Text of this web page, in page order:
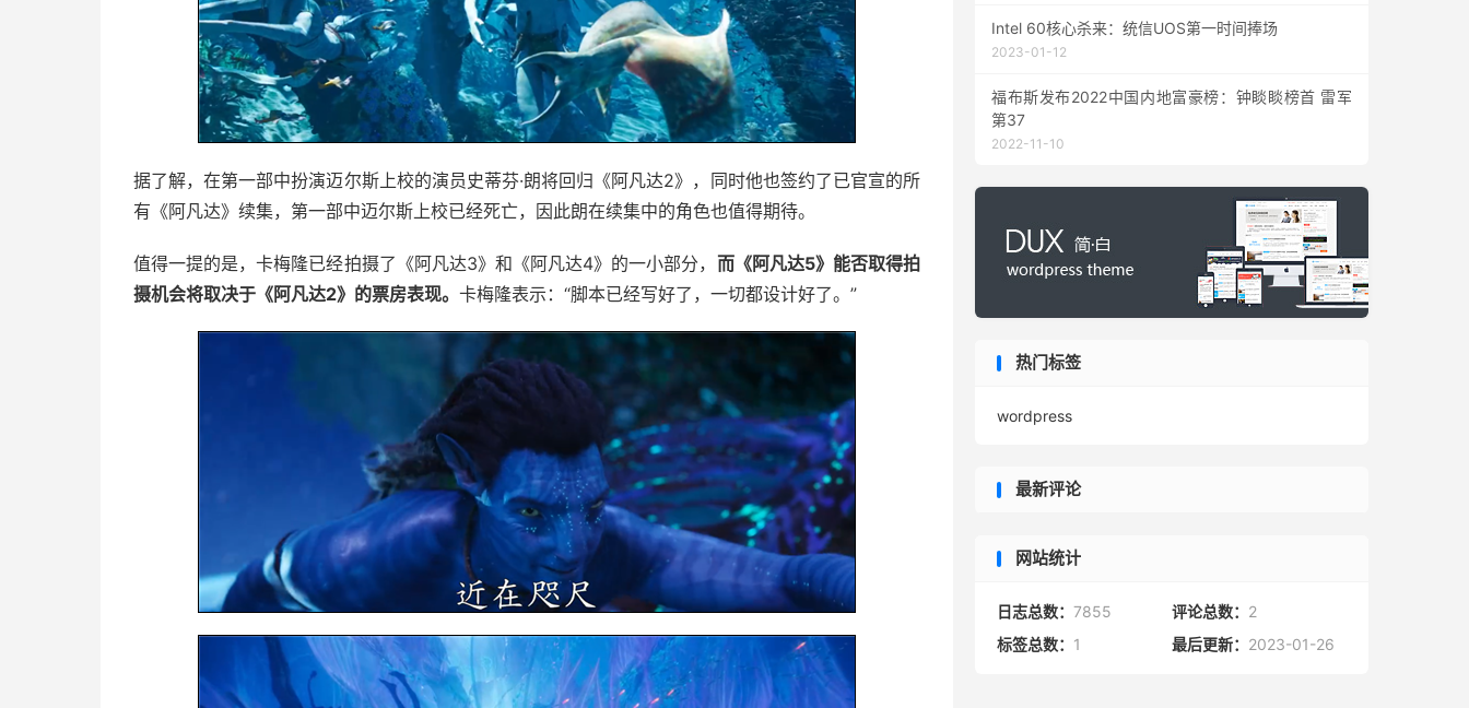
据了解，在第一部中扮演迈尔斯上校的演员史蒂芬·朗将回归《阿凡达2》，同时他也签约了已官宣的所
有《阿凡达》续集，第一部中迈尔斯上校已经死亡，因此朗在续集中的角色也值得期待。
值得一提的是，卡梅隆已经拍摄了《阿凡达3》和《阿凡达4》的一小部分， 而《阿凡达5》能否取得拍
摄机会将取决于《阿凡达2》的票房表现。 卡梅隆表示：“脚本已经写好了，一切都设计好了。”
Intel 60核心杀来：统信UOS第一时间捧场
2023-01-12
福布斯发布2022中国内地富豪榜：钟睒睒榜首 雷军
第37
2022-11-10
热门标签
wordpress
最新评论
网站统计
日志总数： 7855 评论总数： 2
标签总数： 1 最后更新： 2023-01-26